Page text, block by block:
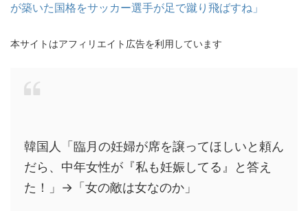
が築いた国格をサッカー選手が足で蹴り飛ばすね」
本サイトはアフィリエイト広告を利用しています
韓国人「臨月の妊婦が席を譲ってほしいと頼ん
だら、中年女性が『私も妊娠してる』と答え
た！」→「女の敵は女なのか」